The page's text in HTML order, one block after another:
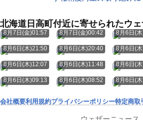
北海道日高町付近に寄せられたウ
8月7日(金)01:57 8月7日(金)00:42 8月6日(
8月6日(木)21:50 8月6日(木)20:40 8月6日(
8月6日(木)12:07 8月6日(木)11:48 8月6日(
8月6日(木)09:13 8月6日(木)08:52 8月6日(
会社概要利用規約プライバシーポリシー特定商取